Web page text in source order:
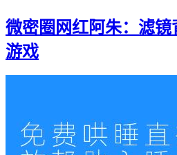
微密圈网红阿朱：滤
游戏